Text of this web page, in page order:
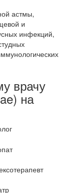
астмы,
и
инфекций,
врачу
на